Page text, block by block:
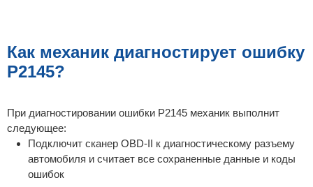
Как механик диагностирует ошибку
P2145?
При диагностировании ошибки P2145 механик выполнит
следующее:
Подключит сканер OBD-II к диагностическому разъему
автомобиля и считает все сохраненные данные и коды
ошибок